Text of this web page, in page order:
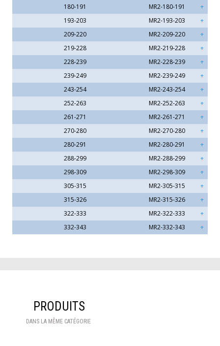
180-191
MR2-180-191
193-203
MR2-193-203
209-220
MR2-209-220
219-228
MR2-219-228
228-239
MR2-228-239
239-249
MR2-239-249
243-254
MR2-243-254
252-263
MR2-252-263
261-271
MR2-261-271
270-280
MR2-270-280
280-291
MR2-280-291
288-299
MR2-288-299
298-309
MR2-298-309
305-315
MR2-305-315
315-326
MR2-315-326
322-333
MR2-322-333
332-343
MR2-332-343
PRODUITS
DANS LA MÊME CATÉGORIE